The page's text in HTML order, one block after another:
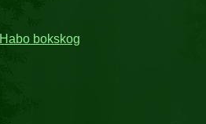
bokskog